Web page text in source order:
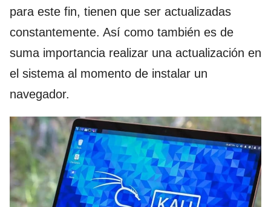
para este fin, tienen que ser actualizadas
constantemente. Así como también es de
suma importancia realizar una actualización en
el sistema al momento de instalar un
navegador.